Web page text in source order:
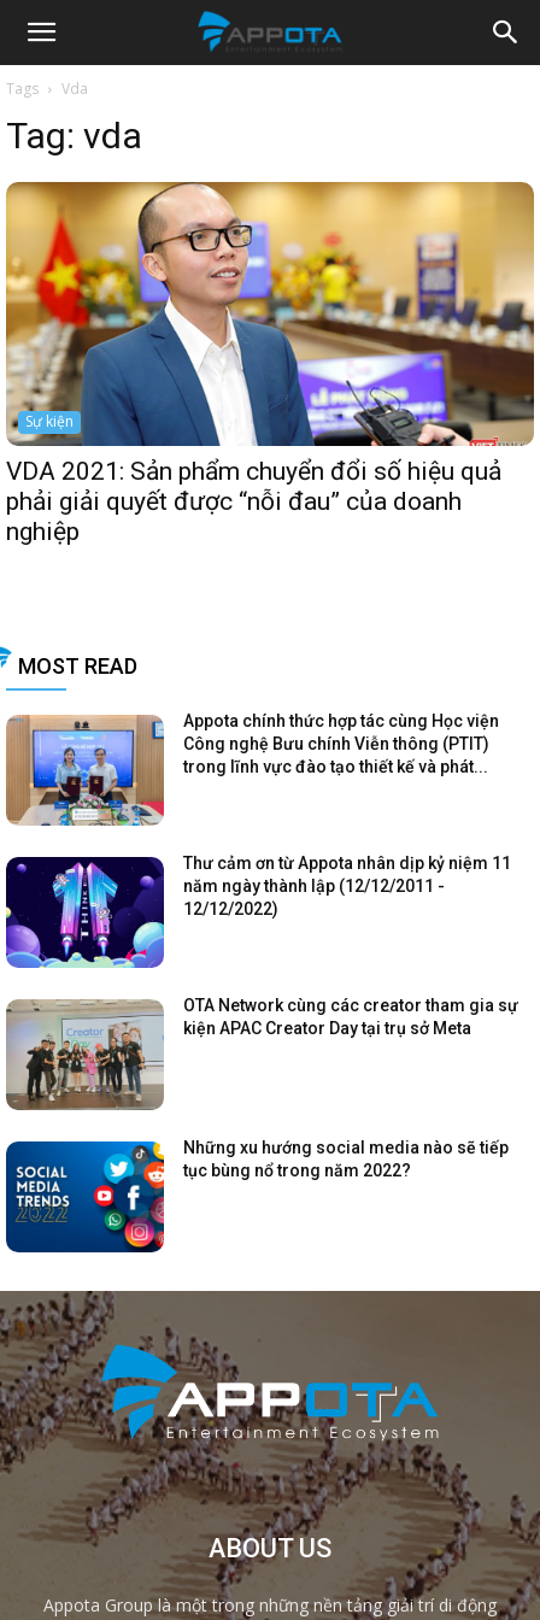
Appota
News
Tags Vda
Tag: vda
Sự kiện
VDA 2021: Sản phẩm chuyển đổi số hiệu quả
phải giải quyết được “nỗi đau” của doanh
nghiệp
MOST READ
Appota chính thức hợp tác cùng Học viện
Công nghệ Bưu chính Viễn thông (PTIT)
trong lĩnh vực đào tạo thiết kế và phát...
Thư cảm ơn từ Appota nhân dịp kỷ niệm 11
năm ngày thành lập (12/12/2011 -
12/12/2022)
OTA Network cùng các creator tham gia sự
kiện APAC Creator Day tại trụ sở Meta
Những xu hướng social media nào sẽ tiếp
tục bùng nổ trong năm 2022?
ABOUT US
Appota Group là một trong những nền tảng giải trí di động